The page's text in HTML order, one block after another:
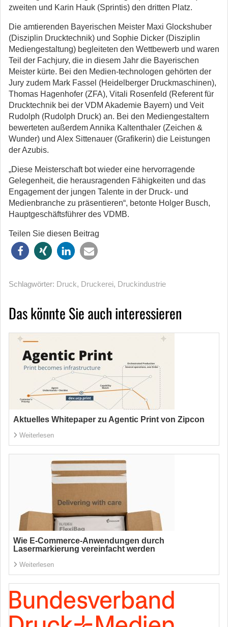
zweiten und Karin Hauk (Sprintis) den dritten Platz.
Die amtierenden Bayerischen Meister Maxi Glockshuber
(Disziplin Drucktechnik) und Sophie Dicker (Disziplin
Mediengestaltung) begleiteten den Wettbewerb und waren
Teil der Fachjury, die in diesem Jahr die Bayerischen
Meister kürte. Bei den Medien-technologen gehörten der
Jury zudem Mark Fassel (Heidelberger Druckmaschinen),
Thomas Hagenhofer (ZFA), Vitali Rosenfeld (Referent für
Drucktechnik bei der VDM Akademie Bayern) und Veit
Rudolph (Rudolph Druck) an. Bei den Mediengestaltern
bewerteten außerdem Annika Kaltenthaler (Zeichen &
Wunder) und Alex Sittenauer (Grafikerin) die Leistungen
der Azubis.
„Diese Meisterschaft bot wieder eine hervorragende
Gelegenheit, die herausragenden Fähigkeiten und das
Engagement der jungen Talente in der Druck- und
Medienbranche zu präsentieren“, betonte Holger Busch,
Hauptgeschäftsführer des VDMB.
Teilen Sie diesen Beitrag
Schlagwörter: Druck, Druckerei, Druckindustrie
Das könnte Sie auch interessieren
Aktuelles Whitepaper zu Agentic Print von Zipcon
Weiterlesen
Wie E-Commerce-Anwendungen durch
Lasermarkierung vereinfacht werden
Weiterlesen